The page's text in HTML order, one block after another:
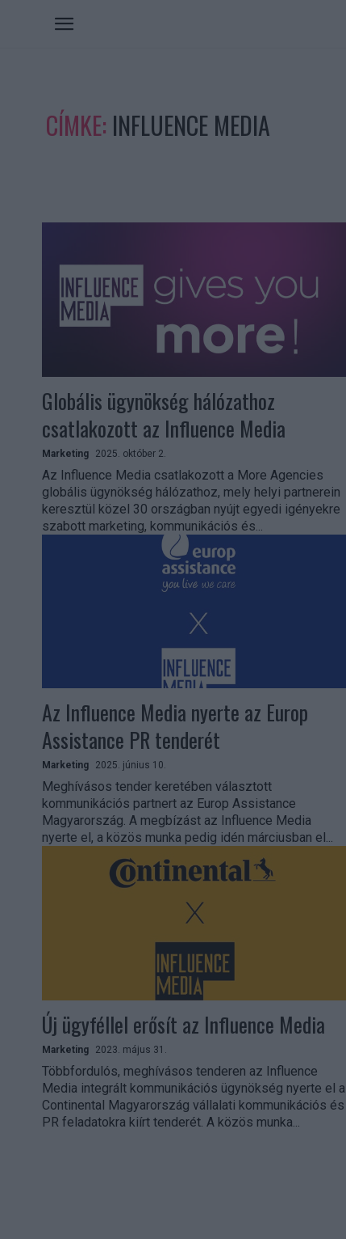
CÍMKE: INFLUENCE MEDIA
Globális ügynökség hálózathoz
csatlakozott az Influence Media
Marketing 2025. október 2.
Az Influence Media csatlakozott a More Agencies
globális ügynökség hálózathoz, mely helyi partnerein
keresztül közel 30 országban nyújt egyedi igényekre
szabott marketing, kommunikációs és...
Az Influence Media nyerte az Europ
Assistance PR tenderét
Marketing 2025. június 10.
Meghívásos tender keretében választott
kommunikációs partnert az Europ Assistance
Magyarország. A megbízást az Influence Media
nyerte el, a közös munka pedig idén márciusban el...
Új ügyféllel erősít az Influence Media
Marketing 2023. május 31.
Többfordulós, meghívásos tenderen az Influence
Media integrált kommunikációs ügynökség nyerte el a
Continental Magyarország vállalati kommunikációs és
PR feladatokra kiírt tenderét. A közös munka...